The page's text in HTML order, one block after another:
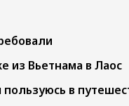
из Вьетнама в Лаос
в